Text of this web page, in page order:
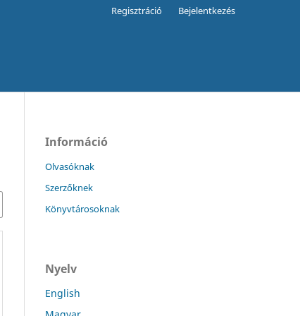
Regisztráció Bejelentkezés
Információ
Olvasóknak
Szerzőknek
Könyvtárosoknak
Nyelv
English